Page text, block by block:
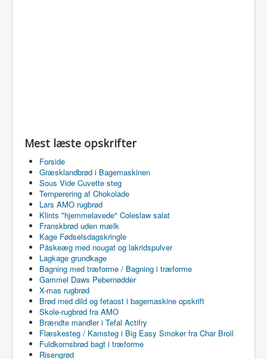
Mest læste opskrifter
Forside
Græsklandbrød i Bagemaskinen
Sous Vide Cuvette steg
Temperering af Chokolade
Lars AMO rugbrød
Klints "hjemmelavede" Coleslaw salat
Franskbrød uden mælk
Kage Fødselsdagskringle
Påskeæg med nougat og lakridspulver
Lagkage grundkage
Bagning med træforme / Bagning i træforme
Gammel Daws Pebernødder
X-mas rugbrød
Brød med dild og fetaost i bagemaskine opskrift
Skole-rugbrød fra AMO
Brændte mandler i Tefal Actifry
Flæskesteg / Kamsteg i Big Easy Smoker fra Char Broil
Fuldkornsbrød bagt i træforme
Risengrød